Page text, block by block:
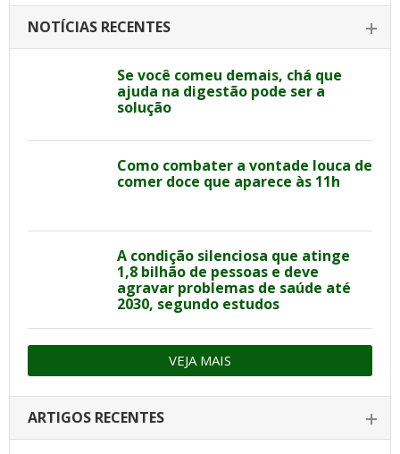
NOTÍCIAS RECENTES
Se você comeu demais, chá que
ajuda na digestão pode ser a
solução
Como combater a vontade louca de
comer doce que aparece às 11h
A condição silenciosa que atinge
1,8 bilhão de pessoas e deve
agravar problemas de saúde até
2030, segundo estudos
VEJA MAIS
ARTIGOS RECENTES